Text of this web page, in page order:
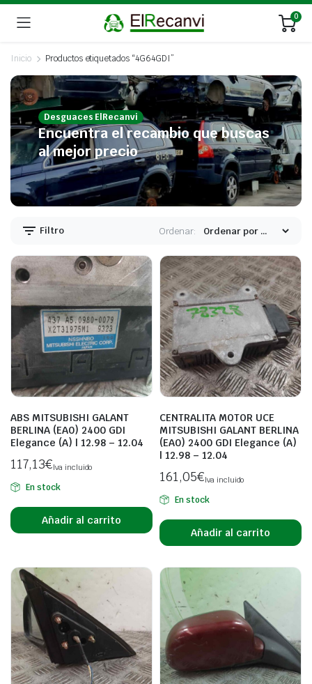
0
Inicio Productos etiquetados “4G64GDI”
Desguaces ElRecanvi
Encuentra el recambio que buscas
al mejor precio
Filtro Ordenar:
ABS MITSUBISHI GALANT
BERLINA (EA0) 2400 GDI
Elegance (A) | 12.98 – 12.04
117,13€Iva incluido
En stock
Añadir al carrito
CENTRALITA MOTOR UCE
MITSUBISHI GALANT BERLINA
(EA0) 2400 GDI Elegance (A)
| 12.98 – 12.04
161,05€Iva incluido
En stock
Añadir al carrito